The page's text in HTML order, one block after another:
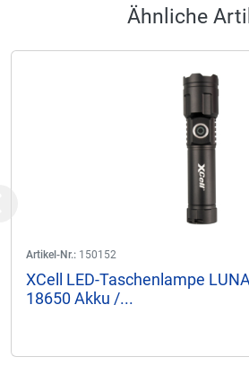
Ähnliche
Artikel-Nr.: 150152
XCell LED-Taschenlampe
18650 Akku /...